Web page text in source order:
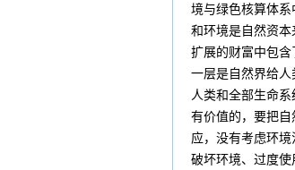
境与绿色核算体
和环境是自然资本
扩展的财富中包
一层是自然界给
人类和全部生命
有价值的，要把
应，没有考虑环
破坏环境、过度